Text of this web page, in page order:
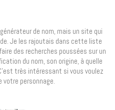
de nom, mais un site qui
Je les rajoutais dans cette liste
des recherches poussées sur un
du nom, son origine, à quelle
très intéressant si vous voulez
votre personnage.